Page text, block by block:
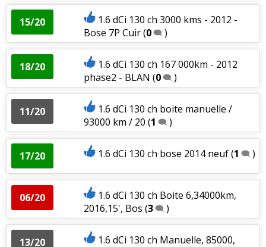
15/20
1.6 dCi 130 ch 3000 kms - 2012 -
Bose 7P Cuir(0 )
18/20
1.6 dCi 130 ch 167 000km - 2012
phase2 - BLAN (0 )
11/20
1.6 dCi 130 ch boite manuelle /
93000 km / 20 (1 )
17/20 1.6 dCi 130 ch bose 2014 neuf(1 )
06/20
1.6 dCi 130 ch Boite 6,34000km,
2016,15', Bos (3 )
13/20
1.6 dCi 130 ch Manuelle, 85000,